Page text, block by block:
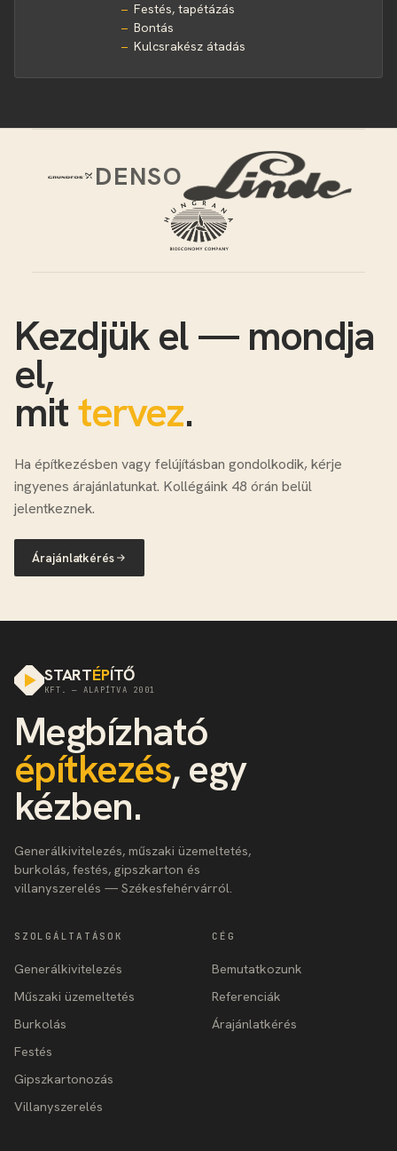
Festés, tapétázás
Bontás
Kulcsrakész átadás
DENSO
Kezdjük el — mondja
el,
mittervez.
Ha építkezésben vagy felújításban gondolkodik, kérje
ingyenes árajánlatunkat. Kollégáink 48 órán belül
jelentkeznek.
Árajánlatkérés
STARTÉPÍTŐ
KFT. — ALAPÍTVA 2001
Megbízható
építkezés, egy
kézben.
Generálkivitelezés, műszaki üzemeltetés,
burkolás, festés, gipszkarton és
villanyszerelés — Székesfehérvárról.
SZOLGÁLTATÁSOK
Generálkivitelezés
Műszaki üzemeltetés
Burkolás
Festés
Gipszkartonozás
Villanyszerelés
CÉG
Bemutatkozunk
Referenciák
Árajánlatkérés